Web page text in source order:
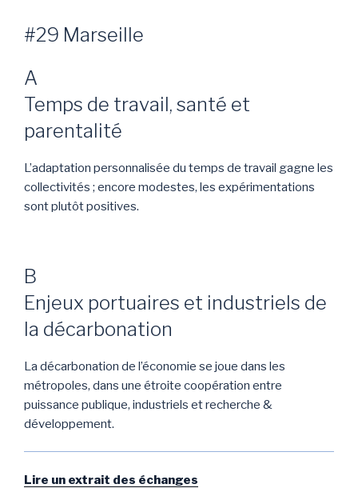
#29 Marseille
A
Temps de travail, santé et
parentalité
L’adaptation personnalisée du temps de travail gagne les
collectivités ; encore modestes, les expérimentations
sont plutôt positives.
B
Enjeux portuaires et industriels de
la décarbonation
La décarbonation de l’économie se joue dans les
métropoles, dans une étroite coopération entre
puissance publique, industriels et recherche &
développement.
Lire un extrait des échanges